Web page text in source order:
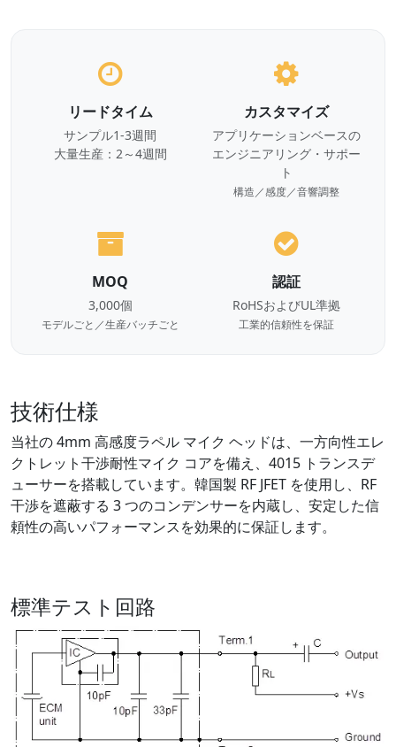
リードタイム
サンプル1-3週間
大量生産：2～4週間
カスタマイズ
アプリケーションベースの
エンジニアリング・サポー
ト
構造／感度／音響調整
MOQ
3,000個
モデルごと／生産バッチごと
認証
RoHSおよびUL準拠
工業的信頼性を保証
技術仕様
当社の 4mm 高感度ラペル マイク ヘッドは、一方向性エレ
クトレット干渉耐性マイク コアを備え、4015 トランスデ
ューサーを搭載しています。韓国製 RF JFET を使用し、RF
干渉を遮蔽する 3 つのコンデンサーを内蔵し、安定した信
頼性の高いパフォーマンスを効果的に保証します。
標準テスト回路